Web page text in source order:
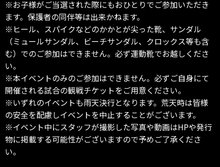
※お子様がご当選された際にもおひとりでご参加いただき
ます。保護者の同伴等は出来かねます。
※ヒール、スパイクなどのかかとが尖った靴、サンダル
（ミュールサンダル、ビーチサンダル、クロックス等も含
む）でのご参加はできません。必ず運動靴でお越しくださ
い。
※本イベントのみのご参加はできません。必ずご自身にて
開催される試合の観戦チケットをご用意ください。
※いずれのイベントも雨天決行となります。荒天時は皆様
の安全を配慮しイベントを中止することがございます。
※イベント中にスタッフが撮影した写真や動画はHPや発行
物に掲載する可能性がございますので予めご了承くださ
い。